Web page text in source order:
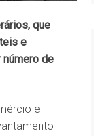
que
e
de
e